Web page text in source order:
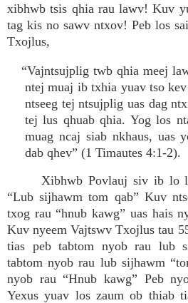
xibhwb tsis qhia rau lawv! Kuv
tag kis no sawv ntxov! Peb los
Txojlus,
“Vajntsujplig twb qhia meej
ntej muaj ib txhia yuav tso
ntseeg tej ntsujplig uas dag
tej lus qhuab qhia. Yog los
muag ncaj siab nkhaus, uas
dab qhev” (1 Timautes 4:1-2).
Xibhwb Povlauj siv ib lo
“Lub sijhawm tom qab” Kuv
txog rau “hnub kawg” uas hais
Kuv nyeem Vajtswv Txojlus tau
tias peb tabtom nyob rau lub
tabtom nyob rau lub sijhawm
nyob rau “Hnub kawg” Peb
Yexus yuav los zaum ob thiab